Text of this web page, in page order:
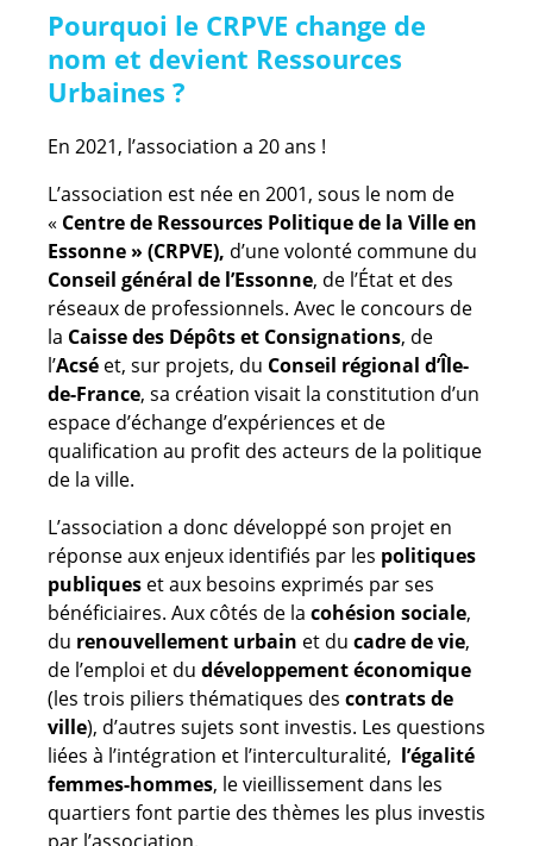
Pourquoi le CRPVE change de
nom et devient Ressources
Urbaines ?
En 2021, l’association a 20 ans !
L’association est née en 2001, sous le nom de
« Centre de Ressources Politique de la Ville en
Essonne » (CRPVE), d’une volonté commune du
Conseil général de l’Essonne, de l’État et des
réseaux de professionnels. Avec le concours de
la Caisse des Dépôts et Consignations, de
l’Acsé et, sur projets, du Conseil régional d’Île-
de-France, sa création visait la constitution d’un
espace d’échange d’expériences et de
qualification au profit des acteurs de la politique
de la ville.
L’association a donc développé son projet en
réponse aux enjeux identifiés par les politiques
publiques et aux besoins exprimés par ses
bénéficiaires. Aux côtés de la cohésion sociale,
du renouvellement urbain et du cadre de vie,
de l’emploi et du développement économique
(les trois piliers thématiques des contrats de
ville), d’autres sujets sont investis. Les questions
liées à l’intégration et l’interculturalité, l’égalité
femmes-hommes, le vieillissement dans les
quartiers font partie des thèmes les plus investis